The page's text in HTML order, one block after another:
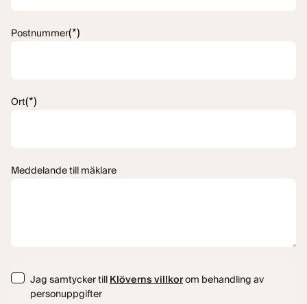
Postnummer(*)
Ort(*)
Meddelande till mäklare
ConsentJag samtycker till Klöverns villkorom behandling av
personuppgifter